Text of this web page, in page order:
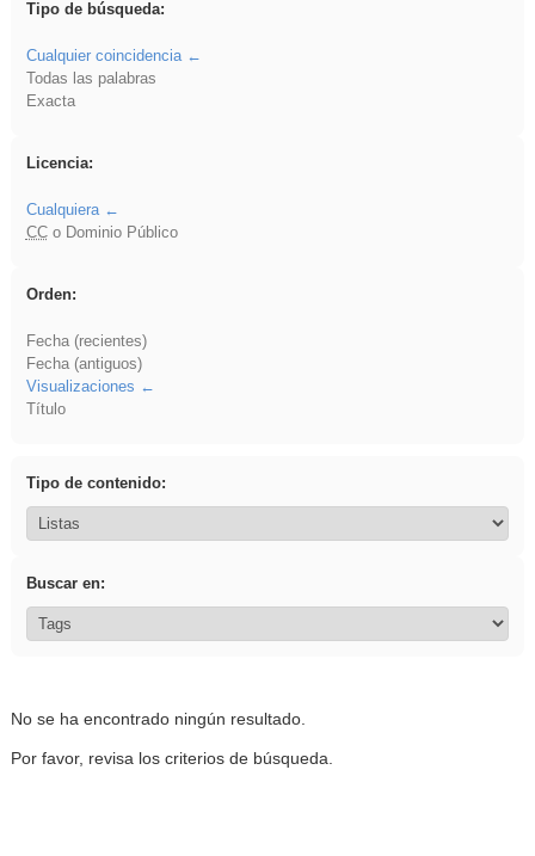
Tipo de búsqueda:
Cualquier coincidencia
Todas las palabras
Exacta
Licencia:
Cualquiera
CCo Dominio Público
Orden:
Fecha (recientes)
Fecha (antiguos)
Visualizaciones
Título
Tipo de contenido:
Buscar en:
No se ha encontrado ningún resultado.
Por favor, revisa los criterios de búsqueda.